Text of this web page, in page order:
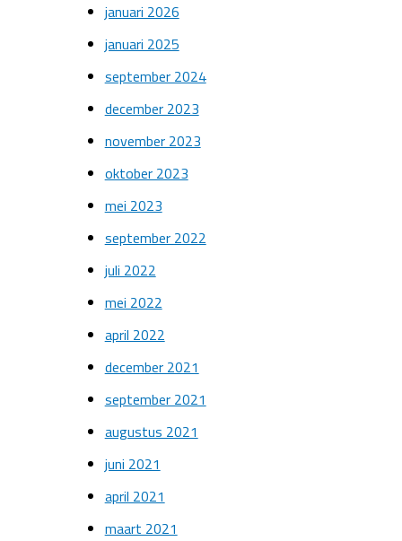
januari 2026
januari 2025
september 2024
december 2023
november 2023
oktober 2023
mei 2023
september 2022
juli 2022
mei 2022
april 2022
december 2021
september 2021
augustus 2021
juni 2021
april 2021
maart 2021